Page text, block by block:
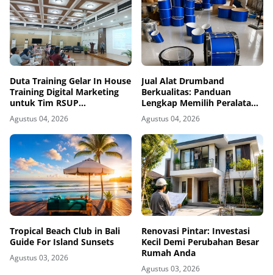
Duta Training Gelar In House
Training Digital Marketing
untuk Tim RSUP
Persahabatan
Agustus 04, 2026
Jual Alat Drumband
Berkualitas: Panduan
Lengkap Memilih Peralatan
Drumband Terbaik untuk
Sekolah, Instansi, dan
Komunitas
Agustus 04, 2026
Tropical Beach Club in Bali
Guide For Island Sunsets
Agustus 03, 2026
Renovasi Pintar: Investasi
Kecil Demi Perubahan Besar
Rumah Anda
Agustus 03, 2026